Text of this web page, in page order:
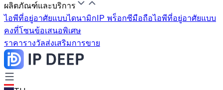
ผลิตภัณฑ์และบริการ
ไอพีที่อยู่อาศัยแบบไดนามิกIP พร็อกซีมือถือไอพีที่อยู่อาศัยแบบ
คงที่โซนข้อเสนอพิเศษ
ราคารางวัลส่งเสริมการขาย